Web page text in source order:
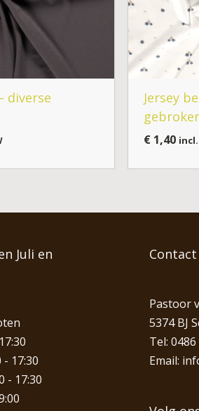
diverse
Jersey
€1,40
Juli en
- 17:30
- 17:30
Contact
Pastoor
5374 BJ
Tel: 0486
Email: